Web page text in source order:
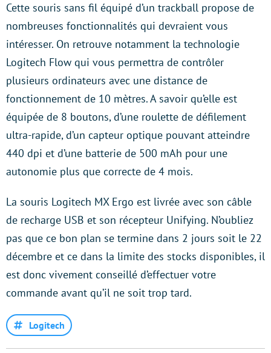
Cette souris sans fil équipé d’un trackball propose de
nombreuses fonctionnalités qui devraient vous
intéresser. On retrouve notamment la technologie
Logitech Flow qui vous permettra de contrôler
plusieurs ordinateurs avec une distance de
fonctionnement de 10 mètres. A savoir qu’elle est
équipée de 8 boutons, d’une roulette de défilement
ultra-rapide, d’un capteur optique pouvant atteindre
440 dpi et d’une batterie de 500 mAh pour une
autonomie plus que correcte de 4 mois.
La souris Logitech MX Ergo est livrée avec son câble
de recharge USB et son récepteur Unifying. N’oubliez
pas que ce bon plan se termine dans 2 jours soit le 22
décembre et ce dans la limite des stocks disponibles, il
est donc vivement conseillé d’effectuer votre
commande avant qu’il ne soit trop tard.
Logitech